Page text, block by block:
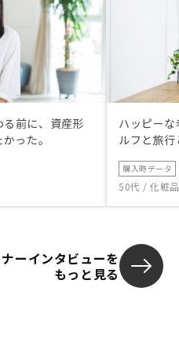
前に、資産形
った。
ハッピー
ルフと旅
購入時データ
50代 / 化粧
ーインタビューを
もっと見る